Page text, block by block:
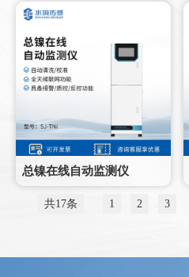
总镍在线自动监测仪
共17条 1 2 3